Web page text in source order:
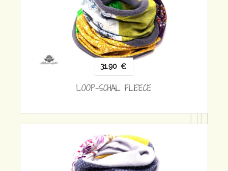
31,90 €
LOOP-SCHAL FLEECE